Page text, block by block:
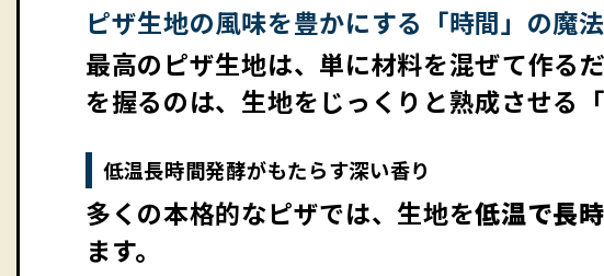
ピザ生地の風味を豊かにする「時間」の魔法
最高のピザ生地は、単に材料を混ぜて作る
を握るのは、生地をじっくりと熟成させる「
低温長時間発酵がもたらす深い香り
多くの本格的なピザでは、生地を低温で長
ます。